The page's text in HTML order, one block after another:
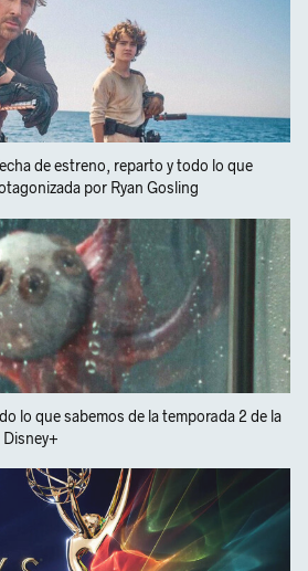
de estreno, reparto y todo lo que
por Ryan Gosling
lo que sabemos de la temporada 2 de la